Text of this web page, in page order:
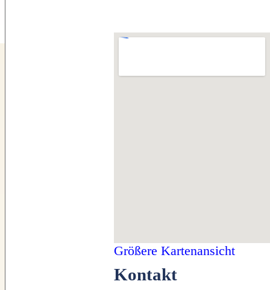
Größere Kartenansicht
Kontakt